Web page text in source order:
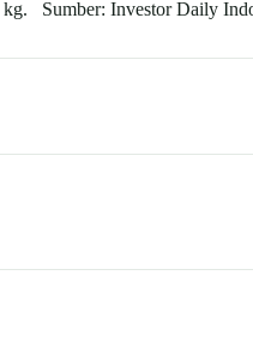
kg. Sumber: Investor Daily